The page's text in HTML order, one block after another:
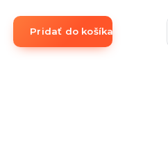
Pridať do košíka